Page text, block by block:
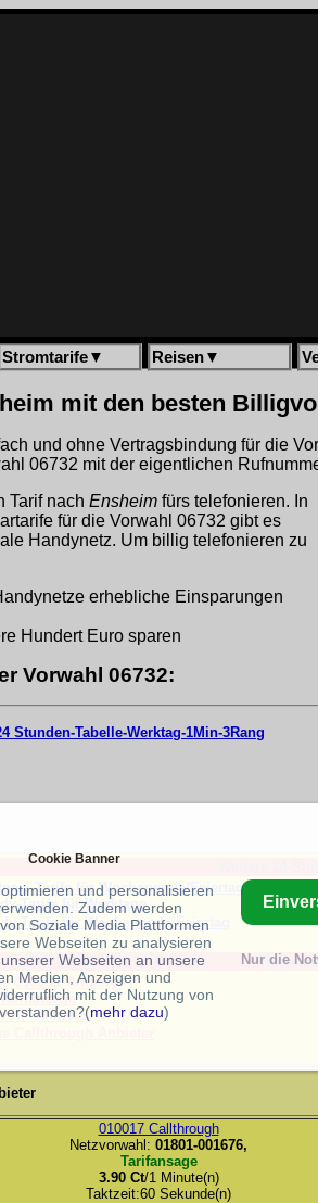
Stromtarife▼ Reisen▼
mit den besten
und ohne Vertragsbindung für die
06732 mit der eigentlichen
Tarif nach Ensheim fürs telefonieren. In
für die Vorwahl 06732 gibt es
Handynetz. Um billig telefonieren zu
erhebliche Einsparungen
Hundert Euro sparen
Vorwahl 06732:
Stunden-Tabelle-Werktag-1Min-3Rang
Tarife für Wochenende/Feiertag
Tarife für Werktage
Tarife für Wochenende/Feiertag
0900-er Anbieter
Anbieter
010017 Callthrough
Netzvorwahl: 01801-001676,
Tarifansage
3.90 Ct/1 Minute(n)
Taktzeit:60 Sekunde(n)
Cookie Banner
und personalisieren
Zudem werden
Soziale Media Plattformen
Webseiten zu analysieren
Webseiten an unsere
Medien, Anzeigen und
mit der Nutzung von
mehr dazu)
Nur die